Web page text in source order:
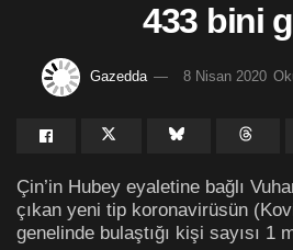
433 bini
Gazedda 8 Nisan 2020
Çin’in Hubey eyaletine bağlı
çıkan yeni tip koronavirüsün
genelinde bulaştığı kişi sayısı 1